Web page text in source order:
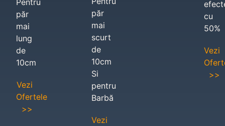
Pentru
păr
mai
lung
de
10cm
Vezi
Ofertele
>>
păr
mai
scurt
de
10cm
Si
pentru
Barbă
Vezi
cu
50%
Vezi
>>